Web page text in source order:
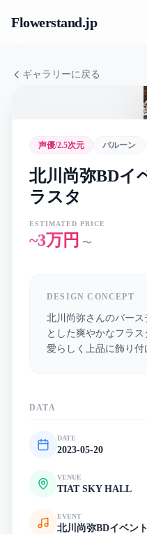
Flowerstand.jp
ギャラリーに戻る
声優/2.5次元 バルーン
北川尚弥BDイ
ラスタ
ESTIMATED PRICE
~3万円 〜
DESIGN CONCEPT
北川尚弥さんのバー
とした爽やかなフラ
愛らしく上品に飾り付
DATA
DATE
2023-05-20
VENUE
TIAT SKY HALL
EVENT
北川尚弥BDイベン